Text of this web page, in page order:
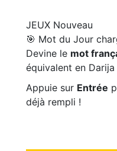
JEUX Nouveau
🎯 Mot du Jour
Devine le mot
équivalent en
Appuie sur Entrée
déjà rempli !